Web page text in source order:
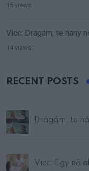
15 views
Vicc: Drágám, te hány
14 views
RECENT POSTS
Drágám, te
Vicc: Egy nő